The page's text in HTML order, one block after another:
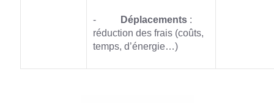
- Déplacements:
réduction des frais (coûts,
temps, d’énergie…)